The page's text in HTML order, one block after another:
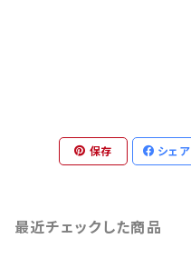
保存 シェア
最近チェックした商品